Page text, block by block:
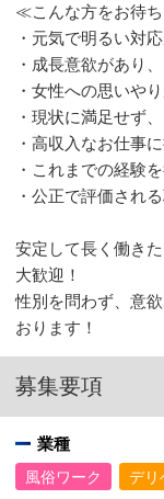
≪こんな方をお待
・元気で明るい対
・成長意欲があり
・女性への思いや
・現状に満足せず
・高収入なお仕事
・これまでの経験
・公正で評価され
安定して長く働き
大歓迎！
性別を問わず、意
おります！
募集要項
業種
風俗ワーク デリ